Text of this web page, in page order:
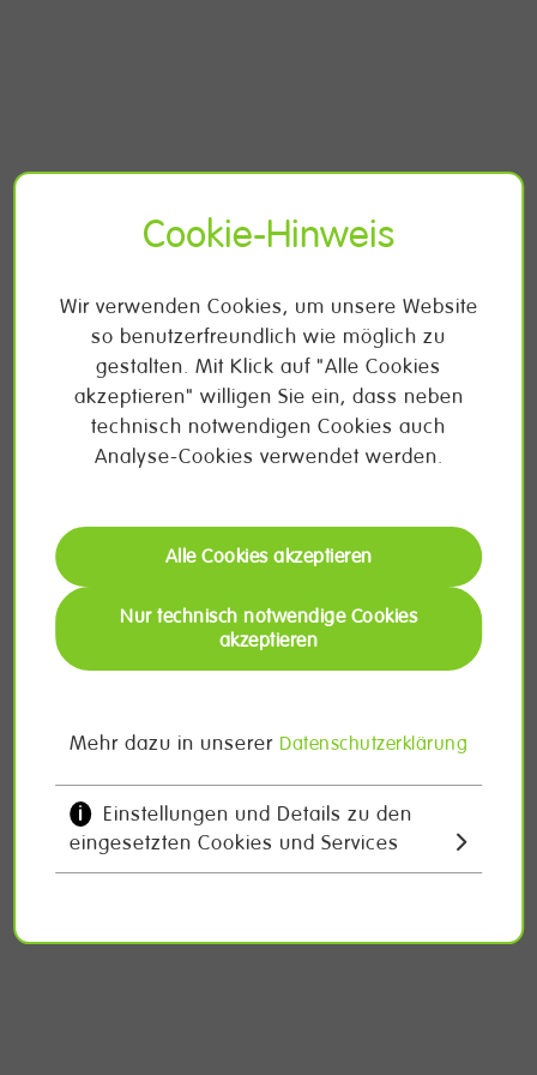
Cookie-Hinweis
Wir verwenden Cookies, um unsere Website
so benutzerfreundlich wie möglich zu
gestalten. Mit Klick auf "Alle Cookies
akzeptieren" willigen Sie ein, dass neben
technisch notwendigen Cookies auch
Analyse-Cookies verwendet werden.
Alle Cookies akzeptieren
Nur technisch notwendige Cookies
akzeptieren
Mehr dazu in unserer Datenschutzerklärung
i
Einstellungen und Details zu den
eingesetzten Cookies und Services